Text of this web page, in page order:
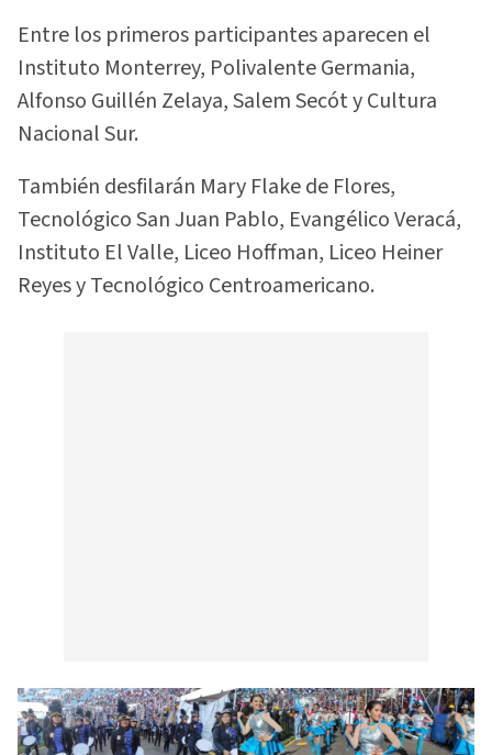
Entre los primeros participantes aparecen el
Instituto Monterrey, Polivalente Germania,
Alfonso Guillén Zelaya, Salem Secót y Cultura
Nacional Sur.
También desfilarán Mary Flake de Flores,
Tecnológico San Juan Pablo, Evangélico Veracá,
Instituto El Valle, Liceo Hoffman, Liceo Heiner
Reyes y Tecnológico Centroamericano.